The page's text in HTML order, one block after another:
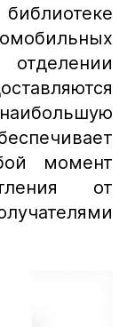
момент
от